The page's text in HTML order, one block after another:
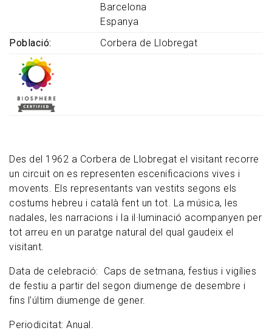
Des del 1962 a Corbera de Llobregat el visitant recorre
un circuit on es representen escenificacions vives i
movents. Els representants van vestits segons els
costums hebreu i català fent un tot. La música, les
nadales, les narracions i la il·luminació acompanyen per
tot arreu en un paratge natural del qual gaudeix el
visitant.
Data de celebració: Caps de setmana, festius i vigílies
de festiu a partir del segon diumenge de desembre i
fins l'últim diumenge de gener.
Periodicitat: Anual.
Barcelona
Espanya
Població
Corbera de Llobregat